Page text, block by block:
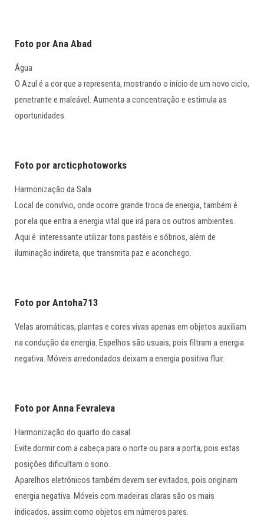
Foto por Ana Abad
Água
O Azul é a cor que a representa, mostrando o início de um novo ciclo,
penetrante e maleável. Aumenta a concentração e estimula as
oportunidades.
Foto por arcticphotoworks
Harmonização da Sala
Local de convívio, onde ocorre grande troca de energia, também é
por ela que entra a energia vital que irá para os outros ambientes.
Aqui é interessante utilizar tons pastéis e sóbrios, além de
iluminação indireta, que transmita paz e aconchego.
Foto por Antoha713
Velas aromáticas, plantas e cores vivas apenas em objetos auxiliam
na condução da energia. Espelhos são usuais, pois filtram a energia
negativa. Móveis arredondados deixam a energia positiva fluir.
Foto por Anna Fevraleva
Harmonização do quarto do casal
Evite dormir com a cabeça para o norte ou para a porta, pois estas
posições dificultam o sono.
Aparelhos eletrônicos também devem ser evitados, pois originam
energia negativa. Móveis com madeiras claras são os mais
indicados, assim como objetos em números pares.